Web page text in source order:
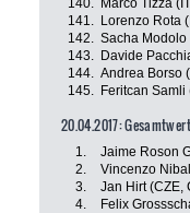
140.
Marco Tizza
141.
Lorenzo Rota
142. Sacha Modolo
143.
Davide
144. Andrea Borso
145.
Feritcan
20.04.2017:
1. Jaime Roson
2.
Vincenzo
3.
Jan Hirt (CZE,
4.
Felix